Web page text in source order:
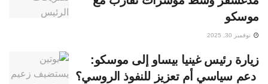
موسكو
نوفمبر 30, 2025
زيارة رئيس غينيا بيساو إلى موسكو:
دعم سياسي أم تعزيز للنفوذ الروسي؟